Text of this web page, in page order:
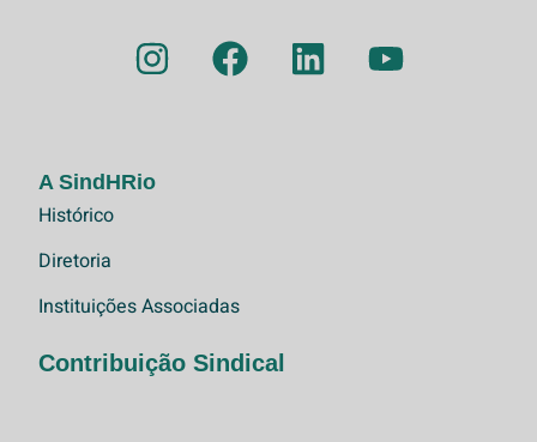
A SindHRio
Histórico
Diretoria
Instituições Associadas
Contribuição Sindical